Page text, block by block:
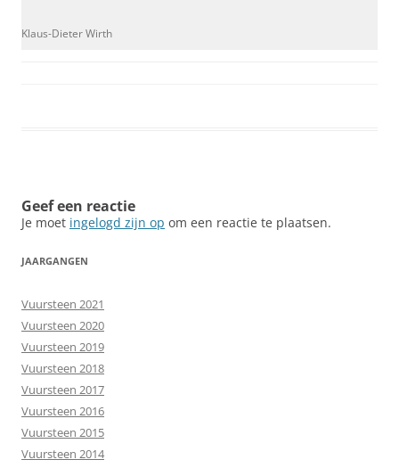
Klaus-Dieter Wirth
Geef een reactie
Je moet ingelogd zijn op om een reactie te plaatsen.
JAARGANGEN
Vuursteen 2021
Vuursteen 2020
Vuursteen 2019
Vuursteen 2018
Vuursteen 2017
Vuursteen 2016
Vuursteen 2015
Vuursteen 2014